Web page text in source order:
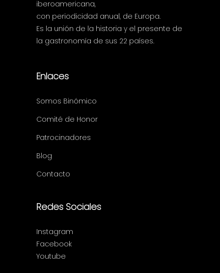
iberoamericana,
con periodicidad anual, de Europa.
Es la unión de la historia y el presente de
la gastronomía de sus 22 países.
Enlaces
Somos Binómico
Comité de Honor
Patrocinadores
Blog
Contacto
Redes Sociales
Instagram
Facebook
Youtube